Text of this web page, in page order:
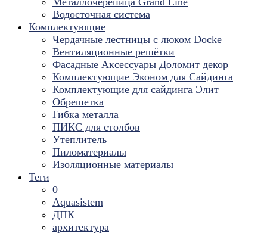
Водосточная система
Комплектующие
Чердачные лестницы с люком Docke
Вентиляционные решётки
Фасадные Аксессуары Доломит декор
Комплектующие Эконом для Сайдинга
Комплектующие для cайдинга Элит
Обрешетка
Гибка металла
ПИКС для столбов
Утеплитель
Пиломатериалы
Изоляционные материалы
Теги
0
Aquasistem
ДПК
архитектура